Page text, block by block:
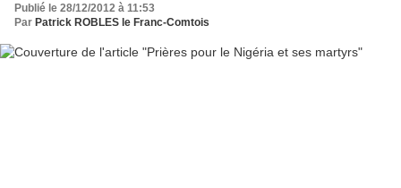
Publié le 28/12/2012 à 11:53
Par Patrick ROBLES le Franc-Comtois